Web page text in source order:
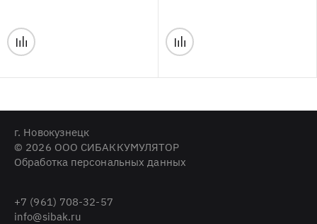
г. Новокузнецк
© 2026 ООО СИБАККУМУЛЯТОР
Обработка персональных данных
+7 (961) 708-32-57
info@sibak.ru